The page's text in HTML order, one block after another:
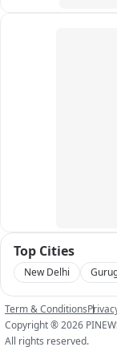
Top Cities
New Delhi
Term & Conditions
Copyright ®2026
All rights reserved.